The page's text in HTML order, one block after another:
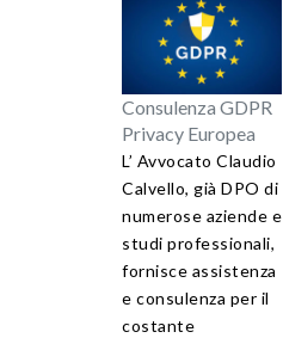
Consulenza GDPR
Privacy Europea
L’ Avvocato Claudio
Calvello, già DPO di
numerose aziende e
studi professionali,
fornisce assistenza
e consulenza per il
costante